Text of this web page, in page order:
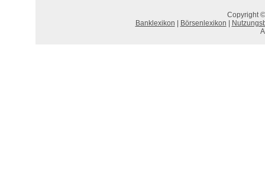
Copyright
Banklexikon
Börsenlexikon